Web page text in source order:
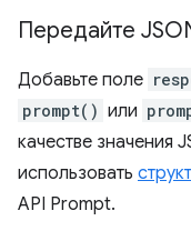
Передайте
Добавьте поле
prompt() или
качестве значения
использовать
API Prompt.